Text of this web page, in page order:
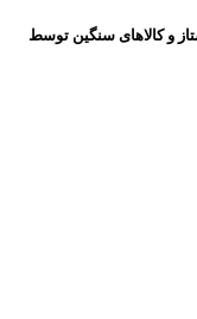
و کالاهای سنگین توسط